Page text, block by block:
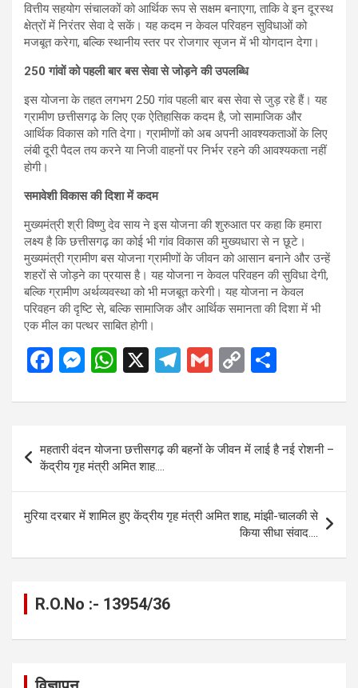
वित्तीय सहयोग संचालकों को आर्थिक रूप से सक्षम बनाएगा, ताकि वे इन दूरस्थ
क्षेत्रों में निरंतर सेवा दे सकें। यह कदम न केवल परिवहन सुविधाओं को
मजबूत करेगा, बल्कि स्थानीय स्तर पर रोजगार सृजन में भी योगदान देगा।
250 गांवों को पहली बार बस सेवा से जोड़ने की उपलब्धि
इस योजना के तहत लगभग 250 गांव पहली बार बस सेवा से जुड़ रहे हैं। यह
ग्रामीण छत्तीसगढ़ के लिए एक ऐतिहासिक कदम है, जो सामाजिक और
आर्थिक विकास को गति देगा। ग्रामीणों को अब अपनी आवश्यकताओं के लिए
लंबी दूरी पैदल तय करने या निजी वाहनों पर निर्भर रहने की आवश्यकता नहीं
होगी।
समावेशी विकास की दिशा में कदम
मुख्यमंत्री श्री विष्णु देव साय ने इस योजना की शुरुआत पर कहा कि हमारा
लक्ष्य है कि छत्तीसगढ़ का कोई भी गांव विकास की मुख्यधारा से न छूटे।
मुख्यमंत्री ग्रामीण बस योजना ग्रामीणों के जीवन को आसान बनाने और उन्हें
शहरों से जोड़ने का प्रयास है। यह योजना न केवल परिवहन की सुविधा देगी,
बल्कि ग्रामीण अर्थव्यवस्था को भी मजबूत करेगी। यह योजना न केवल
परिवहन की दृष्टि से, बल्कि सामाजिक और आर्थिक समानता की दिशा में भी
एक मील का पत्थर साबित होगी।
F
ce
b
o
o
k
M
se
g
er
W
at
A
p
p
X
T
e
gr
a
m
G
ail
C
py
Li
n
k
ar
e
navigation
महतारी वंदन योजना छत्तीसगढ़ की बहनों के जीवन में लाई है नई रोशनी –
केंद्रीय गृह मंत्री अमित शाह….
मुरिया दरबार में शामिल हुए केंद्रीय गृह मंत्री अमित शाह, मांझी-चालकी से
किया सीधा संवाद….
R.O.No :- 13954/36